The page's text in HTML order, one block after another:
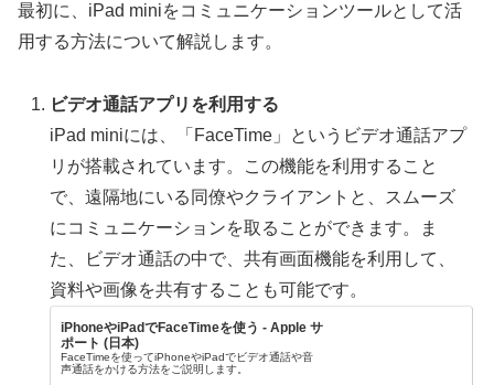
最初に、iPad miniをコミュニケーションツールとして活
用する方法について解説します。
ビデオ通話アプリを利用する
iPad miniには、「FaceTime」というビデオ通話アプ
リが搭載されています。この機能を利用すること
で、遠隔地にいる同僚やクライアントと、スムーズ
にコミュニケーションを取ることができます。ま
た、ビデオ通話の中で、共有画面機能を利用して、
資料や画像を共有することも可能です。
iPhoneやiPadでFaceTimeを使う - Apple サ
ポート (日本)
FaceTimeを使ってiPhoneやiPadでビデオ通話や音
声通話をかける方法をご説明します。